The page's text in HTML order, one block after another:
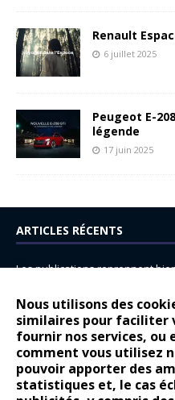
Nous utilisons des
similaires pour faciliter
fournir nos services, ou
comment vous utilisez
pouvoir apporter des
statistiques et, le cas
Renault
6 juillet 2025
Peugeot E-
légende
17 juin 2025
ARTICLES RÉCENTS
Les publications reprennent
14 juillet : nouveau film de
Renault Espace : voyage,
Peugeot E-208 GTi : naissance